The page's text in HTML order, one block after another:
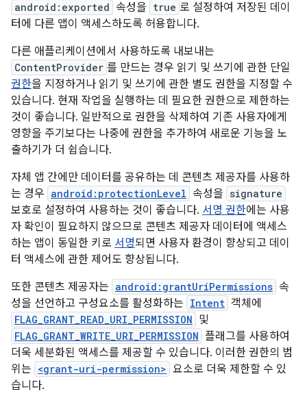
android:exported 속성을 true 로 설정하여 저장된 데이
터에 다른 앱이 액세스하도록 허용합니다.
다른 애플리케이션에서 사용하도록 내보내는
ContentProvider 를 만드는 경우 읽기 및 쓰기에 관한 단일
권한을 지정하거나 읽기 및 쓰기에 관한 별도 권한을 지정할 수
있습니다. 현재 작업을 실행하는 데 필요한 권한으로 제한하는
것이 좋습니다. 일반적으로 권한을 삭제하여 기존 사용자에게
영향을 주기보다는 나중에 권한을 추가하여 새로운 기능을 노
출하기가 더 쉽습니다.
자체 앱 간에만 데이터를 공유하는 데 콘텐츠 제공자를 사용하
는 경우 android:protectionLevel 속성을 signature
보호로 설정하여 사용하는 것이 좋습니다. 서명 권한에는 사용
자 확인이 필요하지 않으므로 콘텐츠 제공자 데이터에 액세스
하는 앱이 동일한 키로 서명되면 사용자 환경이 향상되고 데이
터 액세스에 관한 제어도 향상됩니다.
또한 콘텐츠 제공자는 android:grantUriPermissions 속
성을 선언하고 구성요소를 활성화하는 Intent 객체에
FLAG_GRANT_READ_URI_PERMISSION 및
FLAG_GRANT_WRITE_URI_PERMISSION 플래그를 사용하여
더욱 세분화된 액세스를 제공할 수 있습니다. 이러한 권한의 범
위는 <grant-uri-permission> 요소로 더욱 제한할 수 있
습니다.